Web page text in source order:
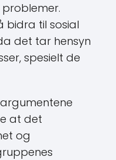
bidra til sosial
det tar hensyn
spesielt de
at det
og